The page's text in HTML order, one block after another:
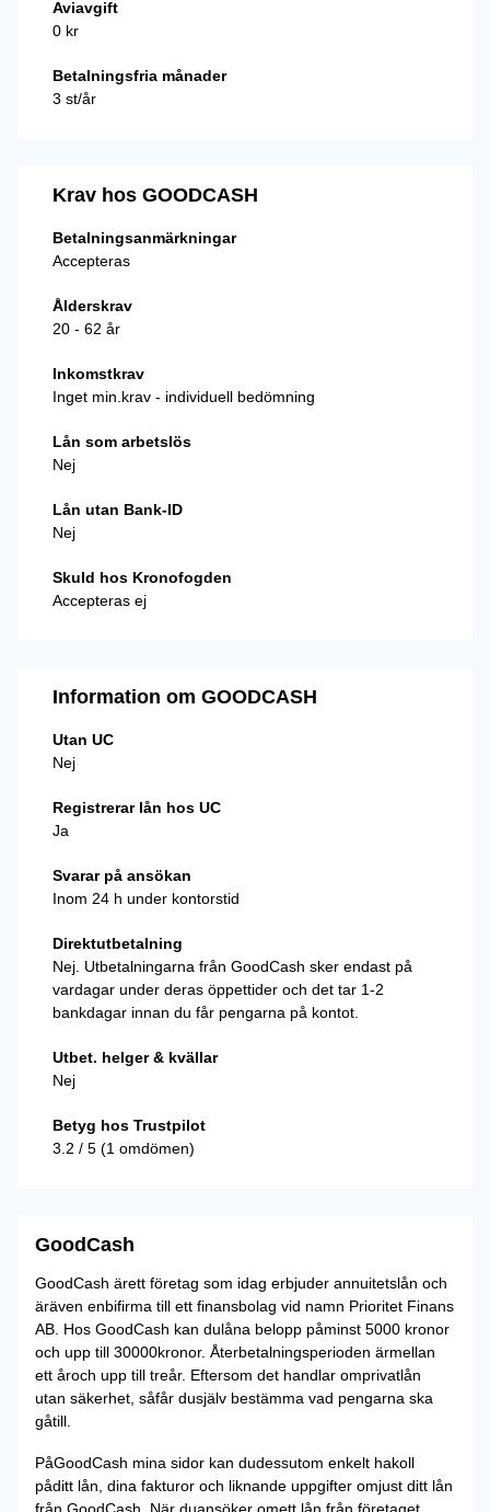
Aviavgift
0 kr
Betalningsfria månader
3 st/år
Krav hos GOODCASH
Betalningsanmärkningar
Accepteras
Ålderskrav
20 - 62 år
Inkomstkrav
Inget min.krav - individuell bedömning
Lån som arbetslös
Nej
Lån utan Bank-ID
Nej
Skuld hos Kronofogden
Accepteras ej
Information om GOODCASH
Utan UC
Nej
Registrerar lån hos UC
Ja
Svarar på ansökan
Inom 24 h under kontorstid
Direktutbetalning
Nej. Utbetalningarna från GoodCash sker endast på
vardagar under deras öppettider och det tar 1-2
bankdagar innan du får pengarna på kontot.
Utbet. helger & kvällar
Nej
Betyg hos Trustpilot
3.2 / 5 (1 omdömen)
GoodCash
GoodCash ärett företag som idag erbjuder annuitetslån och
äräven enbifirma till ett finansbolag vid namn Prioritet Finans
AB. Hos GoodCash kan dulåna belopp påminst 5000 kronor
och upp till 30000kronor. Återbetalningsperioden ärmellan
ett åroch upp till treår. Eftersom det handlar omprivatlån
utan säkerhet, såfår dusjälv bestämma vad pengarna ska
gåtill.
PåGoodCash mina sidor kan dudessutom enkelt hakoll
påditt lån, dina fakturor och liknande uppgifter omjust ditt lån
från GoodCash. När duansöker omett lån från företaget